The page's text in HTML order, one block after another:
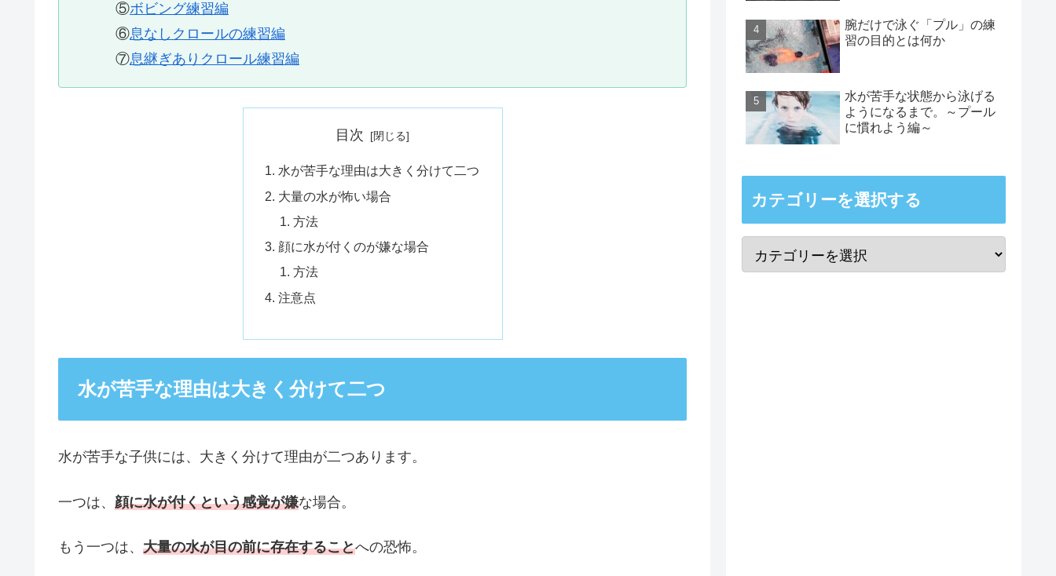
⑤ボビング練習編
⑥息なしクロールの練習編
⑦息継ぎありクロール練習編
目次
水が苦手な理由は大きく分けて二つ
大量の水が怖い場合
方法
顔に水が付くのが嫌な場合
方法
注意点
水が苦手な理由は大きく分けて二つ
水が苦手な子供には、大きく分けて理由が二つあります。
一つは、 顔に水が付くという感覚が嫌な場合。
もう一つは、 大量の水が目の前に存在することへの恐怖。
腕だけで泳ぐ「プル」の練
習の目的とは何か
水が苦手な状態から泳げる
ようになるまで。～プール
に慣れよう編～
カテゴリーを選択する